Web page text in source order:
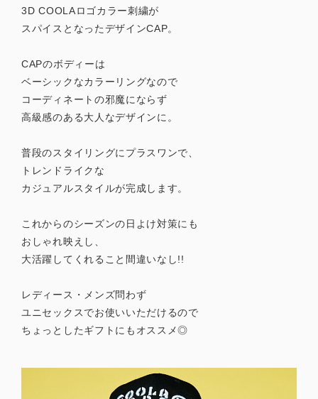
3D COOLAロゴカラー刺繍が
スパイスとなったデザインCAP。
CAPのボディーは
ベーシックなカラーリングなので
コーディネートの邪魔にならず
高級感のある大人なデザインに。
普段のスタイリングにプラスワンで、
トレンドライクな
カジュアルスタイルが完成します。
これからのシーズンの日よけ対策にも
おしゃれ映えし、
大活躍してくれること間違いなし!!
レディース・メンズ問わず
ユニセックスでお使いいただけるので
ちょっとしたギフトにもオススメ◎